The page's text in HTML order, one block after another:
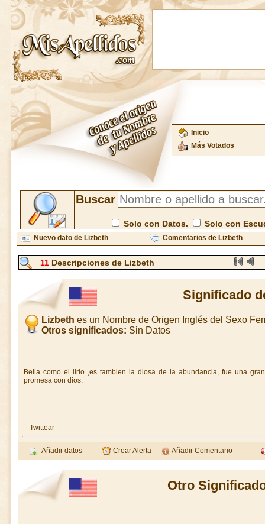
Inicio
Más Votados
Buscar
Solo con Datos. Solo con
Nuevo dato de Lizbeth Comentarios de Lizbeth
11 Descripciones de Lizbeth
Significado
Lizbeth es un Nombre de Origen Inglés del Sexo
Otros significados: Sin Datos
Bella como el lirio ,es tambien la diosa de la abundancia, fue una
promesa con dios.
Twittear
Añadir datos Crear Alerta Añadir Comentario
Otro